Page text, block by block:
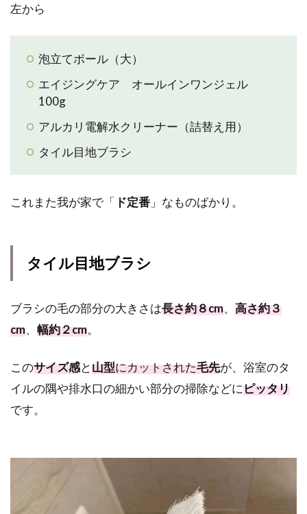
左から
泡立てボール（大）
エイジングケア オールインワンジェル
100g
アルカリ電解水クリーナー（詰替え用）
タイル目地ブラシ
これまた我が家で「 ド定番 」なものばかり。
タイル目地ブラシ
ブラシの毛の部分の大きさは長さ約８cm、 高さ約３
cm、 幅約２cm。
このサイズ感と山型にカットされた毛先が、浴室のタ
イルの隅や排水口の細かい部分の掃除などにピッタリ
です。